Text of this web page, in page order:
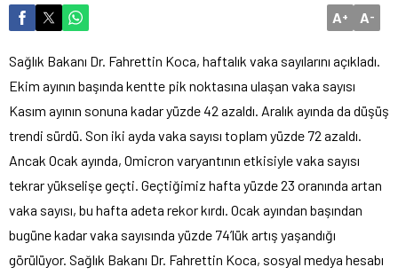
A+ A-
Sağlık Bakanı Dr. Fahrettin Koca, haftalık vaka sayılarını açıkladı.
Ekim ayının başında kentte pik noktasına ulaşan vaka sayısı
Kasım ayının sonuna kadar yüzde 42 azaldı. Aralık ayında da düşüş
trendi sürdü. Son iki ayda vaka sayısı toplam yüzde 72 azaldı.
Ancak Ocak ayında, Omicron varyantının etkisiyle vaka sayısı
tekrar yükselişe geçti. Geçtiğimiz hafta yüzde 23 oranında artan
vaka sayısı, bu hafta adeta rekor kırdı. Ocak ayından başından
bugüne kadar vaka sayısında yüzde 74’lük artış yaşandığı
görülüyor. Sağlık Bakanı Dr. Fahrettin Koca, sosyal medya hesabı